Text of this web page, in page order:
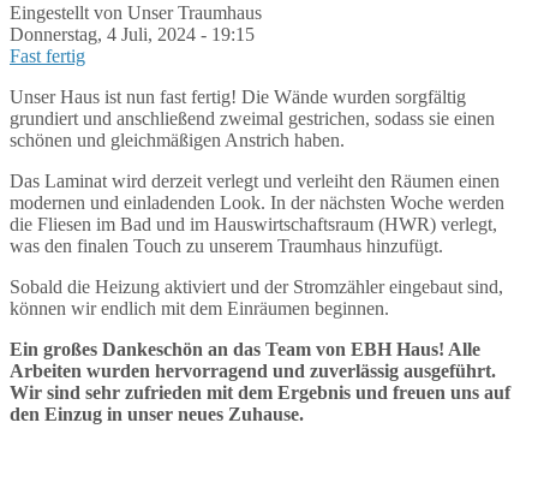
Eingestellt von Unser Traumhaus
Donnerstag, 4 Juli, 2024 - 19:15
Fast fertig
Unser Haus ist nun fast fertig! Die Wände wurden sorgfältig
grundiert und anschließend zweimal gestrichen, sodass sie einen
schönen und gleichmäßigen Anstrich haben.
Das Laminat wird derzeit verlegt und verleiht den Räumen einen
modernen und einladenden Look. In der nächsten Woche werden
die Fliesen im Bad und im Hauswirtschaftsraum (HWR) verlegt,
was den finalen Touch zu unserem Traumhaus hinzufügt.
Sobald die Heizung aktiviert und der Stromzähler eingebaut sind,
können wir endlich mit dem Einräumen beginnen.
Ein großes Dankeschön an das Team von EBH Haus! Alle
Arbeiten wurden hervorragend und zuverlässig ausgeführt.
Wir sind sehr zufrieden mit dem Ergebnis und freuen uns auf
den Einzug in unser neues Zuhause.